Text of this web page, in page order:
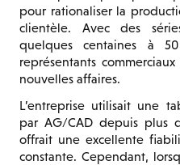
pour rationaliser la
clientèle. Avec des
quelques centaines à
représentants
nouvelles affaires.
L’entreprise utilisait une
par AG/CAD depuis plus
offrait une excellente
constante. Cependant,